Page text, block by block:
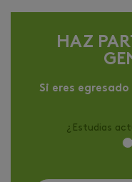
HAZ
Si eres
¿Estudias